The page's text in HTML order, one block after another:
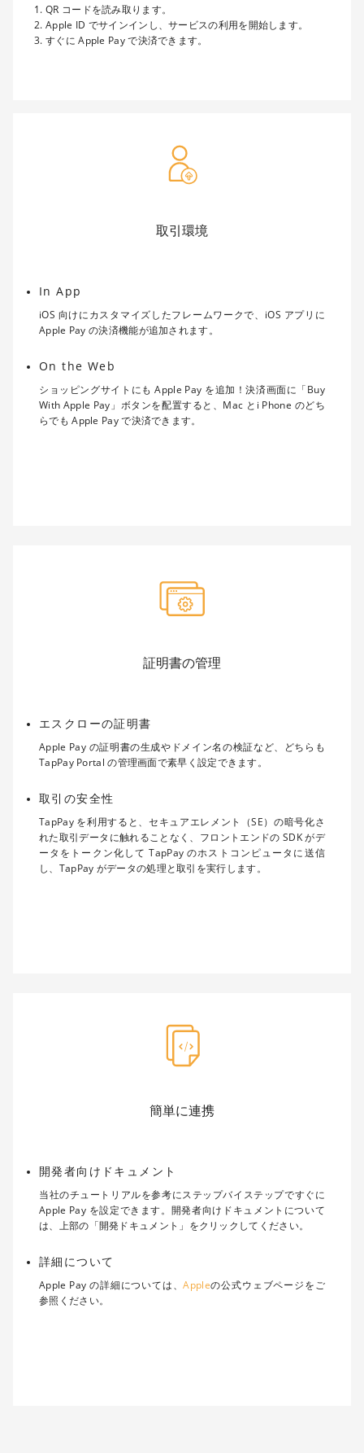
QR コードを読み取ります。
Apple ID でサインインし、サービスの利用を開始します。
すぐに Apple Pay で決済できます。
取引環境
In App
iOS 向けにカスタマイズしたフレームワークで、iOS アプリに
Apple Pay の決済機能が追加されます。
On the Web
ショッピングサイトにも Apple Pay を追加！決済画面に「Buy
With Apple Pay」ボタンを配置すると、Mac とi Phone のどち
らでも Apple Pay で決済できます。
証明書の管理
エスクローの証明書
Apple Pay の証明書の生成やドメイン名の検証など、どちらも
TapPay Portal の管理画面で素早く設定できます。
取引の安全性
TapPay を利用すると、セキュアエレメント（SE）の暗号化さ
れた取引データに触れることなく、フロントエンドの SDK がデ
ータをトークン化して TapPay のホストコンピュータに送信
し、TapPay がデータの処理と取引を実行します。
簡単に連携
開発者向けドキュメント
当社のチュートリアルを参考にステップバイステップですぐに
Apple Pay を設定できます。開発者向けドキュメントについて
は、上部の「開発ドキュメント」をクリックしてください。
詳細について
Apple Pay の詳細については、Appleの公式ウェブページをご
参照ください。